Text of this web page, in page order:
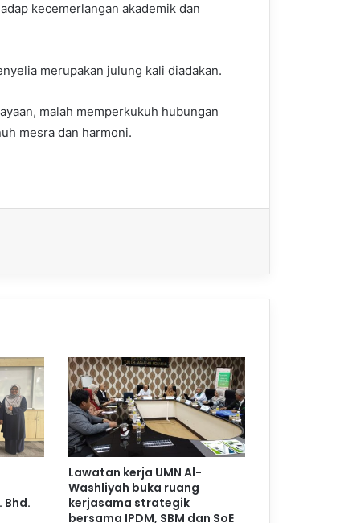
kecemerlangan akademik dan
merupakan julung kali diadakan.
malah memperkukuh hubungan
mesra dan harmoni.
Bhd.
Lawatan kerja UMN Al-
Washliyah buka ruang
kerjasama strategik
bersama IPDM, SBM dan SoE